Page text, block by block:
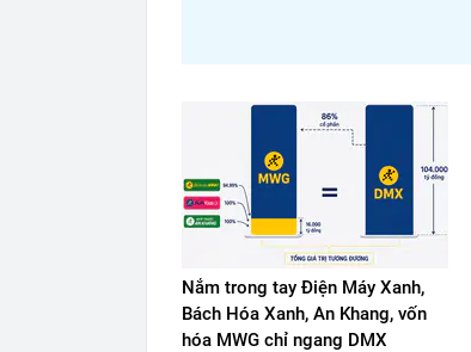
Nắm trong tay Điện Máy Xanh,
Bách Hóa Xanh, An Khang, vốn
hóa MWG chỉ ngang DMX